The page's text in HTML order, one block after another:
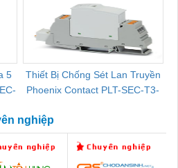
5
Thiết Bị Chống Sét Lan Truyền
Phoenix Contact PLT-SEC-T3-
nghiệp